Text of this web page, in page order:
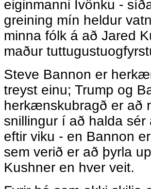
eiginmanni Ivönku -
greining mín heldur
minna fólk á að Jared
maður
Steve Bannon er
treyst einu; Trump og
herkænskubragð er að
snillingur í að halda
eftir viku - en Bannon
sem verið er að þyrla
Kushner en hver veit.